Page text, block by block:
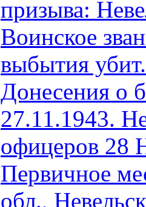
призыва:
Воинское
выбытия убит.
Донесения о
27.11.1943.
офицеров 28
Первичное
обл.,